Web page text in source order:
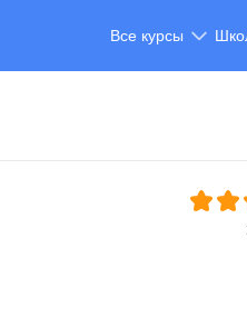
Все курсы